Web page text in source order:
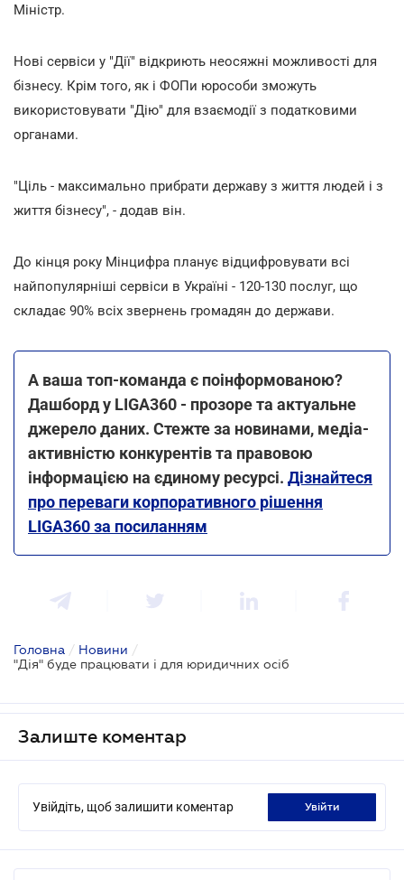
Міністр.
Нові сервіси у "Дії" відкриють неосяжні можливості для
бізнесу. Крім того, як і ФОПи юрособи зможуть
використовувати "Дію" для взаємодії з податковими
органами.
"Ціль - максимально прибрати державу з життя людей і з
життя бізнесу", - додав він.
До кінця року Мінцифра планує відцифровувати всі
найпопулярніші сервіси в Україні - 120-130 послуг, що
складає 90% всіх звернень громадян до держави.
А ваша топ-команда є поінформованою?
Дашборд у LIGA360 - прозоре та актуальне
джерело даних. Стежте за новинами, медіа-
активністю конкурентів та правовою
інформацією на єдиному ресурсі. Дізнайтеся
про переваги корпоративного рішення
LIGA360 за посиланням
Головна / Новини /
"Дія" буде працювати і для юридичних осіб
Залиште коментар
Увійдіть, щоб залишити коментар увійти